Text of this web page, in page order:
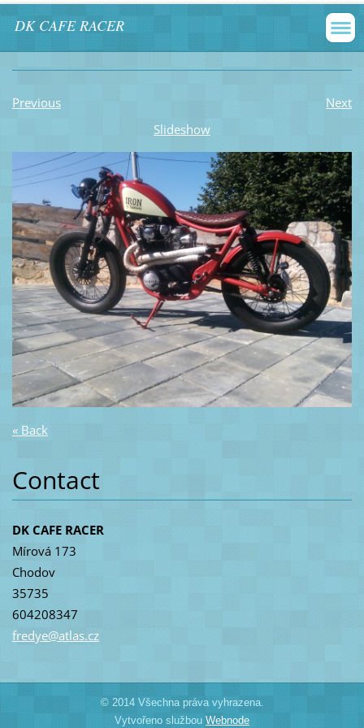
DK CAFE RACER
Previous
Next
Slideshow
« Back
Contact
DK CAFE RACER
Mírová 173
Chodov
35735
604208347
fredye@atlas.cz
© 2014 Všechna práva vyhrazena.
Vytvořeno službou Webnode